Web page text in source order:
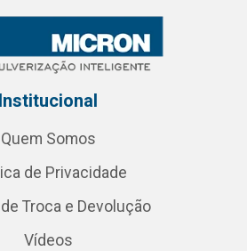
Institucional
Quem Somos
de Privacidade
Troca e Devolução
Vídeos